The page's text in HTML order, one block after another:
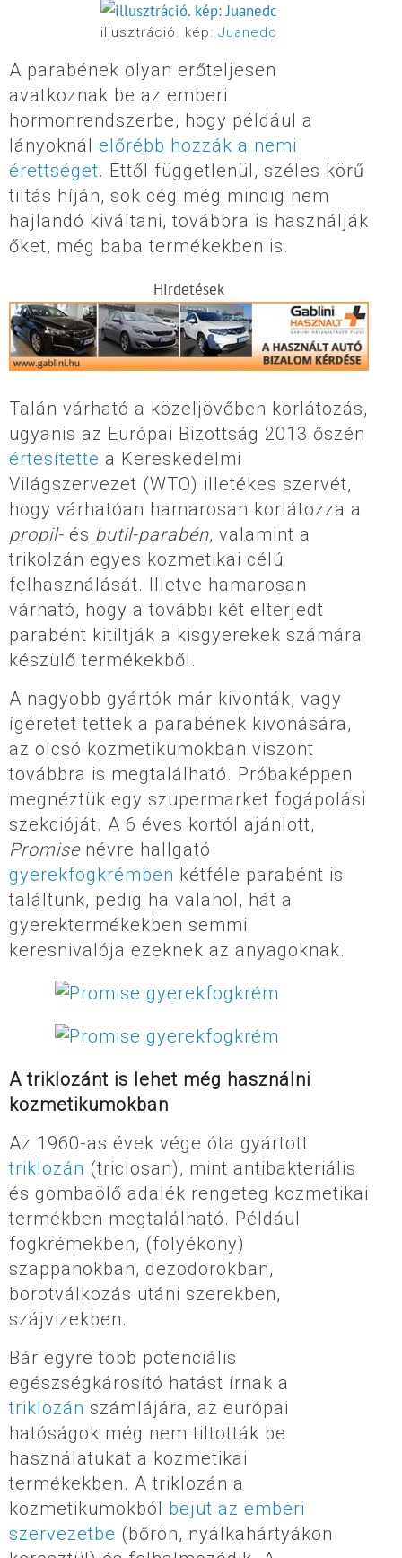
illusztráció. kép:Juanedc
A parabének olyan erőteljesen
avatkoznak be az emberi
hormonrendszerbe, hogy például a
lányoknál előrébb hozzák a nemi
érettséget. Ettől függetlenül, széles körű
tiltás híján, sok cég még mindig nem
hajlandó kiváltani, továbbra is használják
őket, még baba termékekben is.
Hirdetések
Talán várható a közeljövőben korlátozás,
ugyanis az Európai Bizottság 2013 őszén
értesítette a Kereskedelmi
Világszervezet (WTO) illetékes szervét,
hogy várhatóan hamarosan korlátozza a
propil- és butil-parabén, valamint a
trikolzán egyes kozmetikai célú
felhasználását. Illetve hamarosan
várható, hogy a további két elterjedt
parabént kitiltják a kisgyerekek számára
készülő termékekből.
A nagyobb gyártók már kivonták, vagy
ígéretet tettek a parabének kivonására,
az olcsó kozmetikumokban viszont
továbbra is megtalálható. Próbaképpen
megnéztük egy szupermarket fogápolási
szekcióját. A 6 éves kortól ajánlott,
Promisenévre hallgató
gyerekfogkrémben kétféle parabént is
találtunk, pedig ha valahol, hát a
gyerektermékekben semmi
keresnivalója ezeknek az anyagoknak.
A triklozánt is lehet még használni
kozmetikumokban
Az 1960-as évek vége óta gyártott
triklozán (triclosan), mint antibakteriális
és gombaölő adalék rengeteg kozmetikai
termékben megtalálható. Például
fogkrémekben, (folyékony)
szappanokban, dezodorokban,
borotválkozás utáni szerekben,
szájvizekben.
Bár egyre több potenciális
egészségkárosító hatást írnak a
triklozán számlájára, az európai
hatóságok még nem tiltották be
használatukat a kozmetikai
termékekben. A triklozán a
kozmetikumokból bejut az emberi
szervezetbe (bőrön, nyálkahártyákon